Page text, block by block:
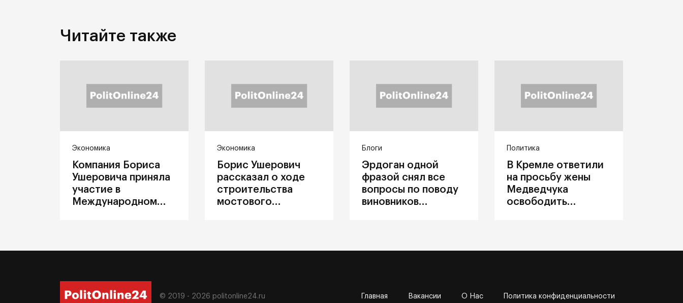
Читайте также
Экономика
Компания Бориса
Ушеровича приняла
участие в
Международном
Экономика
Борис Ушерович
рассказал о ходе
строительства
мостового
Блоги
Эрдоган одной
фразой снял все
вопросы по поводу
виновников
Политика
В Кремле ответили
на просьбу жены
Медведчука
освободить
© 2019 - 2026 politonline24.ru Главная Вакансии О Нас Политика конфиденциальности